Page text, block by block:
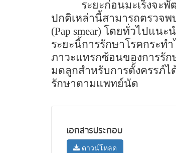
ระยะก่อนมะเร็งจะ
ปกติเหล่านี้สามารถตรวจพ
(Pap smear) โดยทั่วไปแนะ
ระยะนี้การรักษาโรคกระท
ภาวะแทรกซ้อนของการรั
มดลูกสำหรับการตั้งครรภ์ไ
รักษาตามแพทย์นัด
เอกสารประกอบ
ดาวน์โหลด